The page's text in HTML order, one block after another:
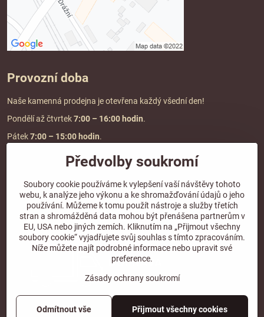
Provozní doba
Naše kamenná prodejna je otevřena každý všední den!
Pondělí až čtvrtek7:00 – 16:00 hodin.
Pátek7:00 – 15:00 hodin.
Doprava a platba
DOPRAVA ZDARMA
při objednávce nad2000 Kč vč. DPH.
*Nevztahuje se na paletovou přepravu.
Předvolby soukromí
Soubory cookie používáme k vylepšení vaší návštěvy tohoto
webu, k analýze jeho výkonu a ke shromažďování údajů o jeho
používání. Můžeme k tomu použít nástroje a služby třetích
stran a shromážděná data mohou být přenášena partnerům v
EU, USA nebo jiných zemích. Kliknutím na „Přijmout všechny
soubory cookie“ vyjadřujete svůj souhlas s tímto zpracováním.
Níže můžete najít podrobné informace nebo upravit své
preference.
Zásady ochrany soukromí
Přijmout všechny cookies
Odmítnout vše